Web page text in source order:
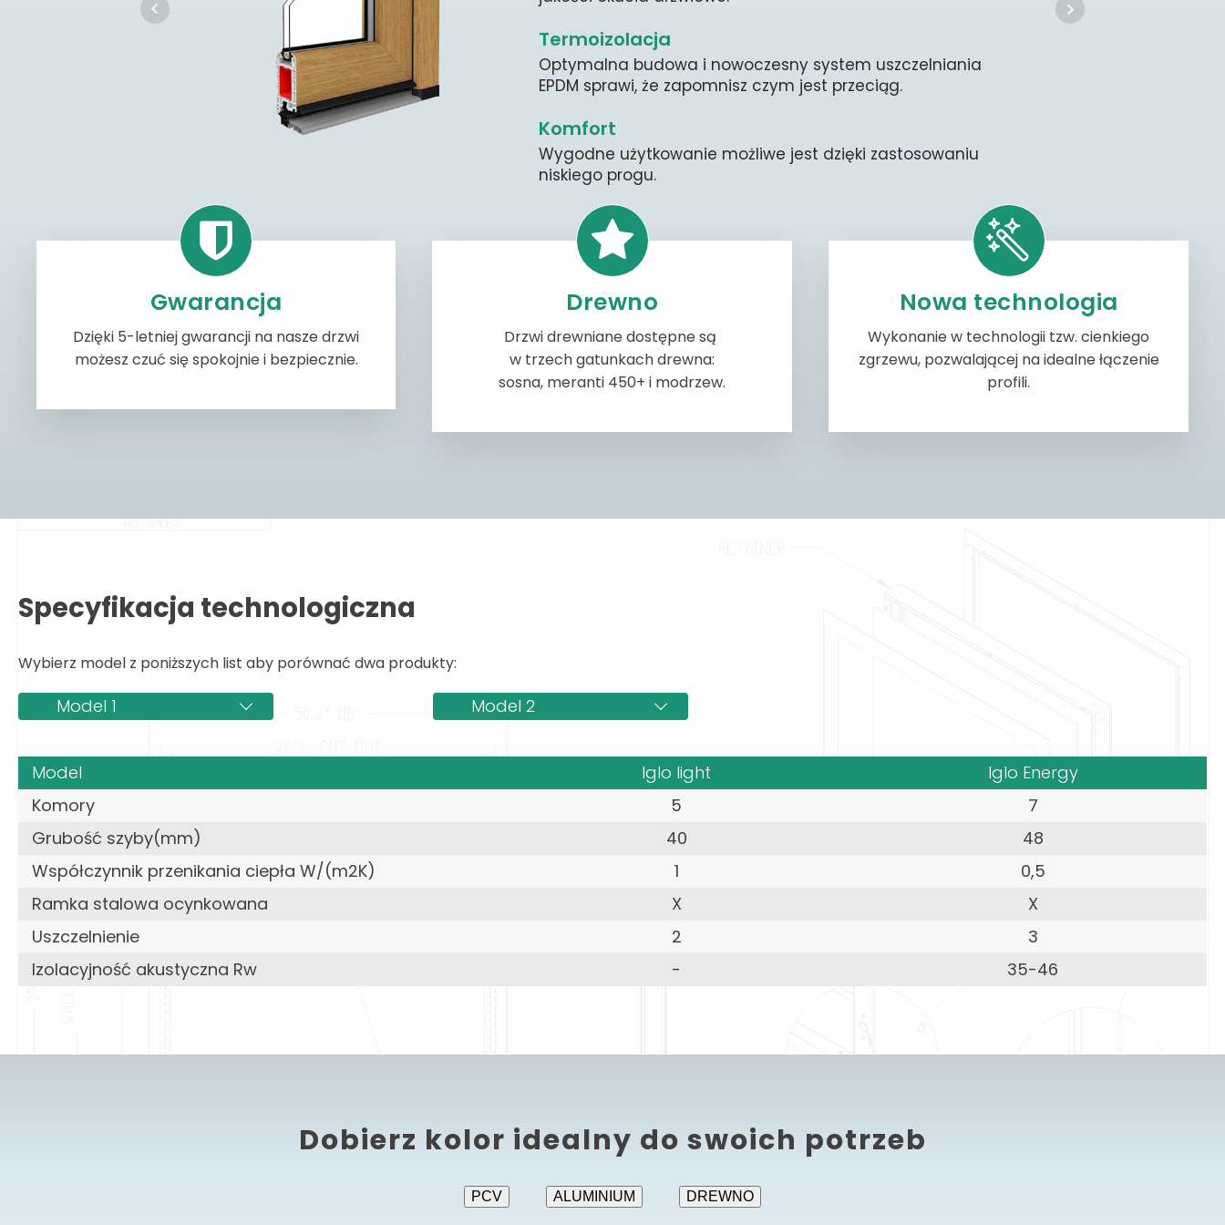
Termoizolacja
Optymalna budowa i nowoczesny system uszczelniania
EPDM sprawi, że zapomnisz czym jest przeciąg.
Komfort
Wygodne użytkowanie możliwe jest dzięki zastosowaniu
niskiego progu.
Energooszczędność
Bardzo dobra jakość materiałów, specjalny system
uszczelnienia i odpowiednie pakiety szybowe zapewnią
zaoszczędzić pieniądze.
Wytrzymałość
promieniami UV, wodą spływającą z szyby oraz przed
zjawiskami termokapilarnymi.
Trwałość
Wysokiej jakości profile aluminiowe nie poddają się
niekorzystnemu wpływowi warunków atmosferycznych. Nie
Różnorodność
Duży wybór kolorów oraz możliwość stosowania typowych i
wymagających klientów.
Gwarancja
Dzięki 5-letniej gwarancji na nasze drzwi
możesz czuć się spokojnie i bezpiecznie.
Drewno
Drzwi drewniane dostępne są
w trzech gatunkach drewna:
sosna, meranti 450+ i modrzew.
Nowa technologia
Wykonanie w technologii tzw. cienkiego
zgrzewu, pozwalającej na idealne łączenie
profili.
Specyfikacja technologiczna
Wybierz model z poniższych list aby porównać dwa produkty:
Model 1 Model 2
Model Iglo light
Iglo Energy
Komory
5
7
Grubość szyby(mm)
40
48
Współczynnik przenikania ciepła W/(m2K)
1
0,5
Ramka stalowa ocynkowana
X
X
Uszczelnienie
2
3
Izolacyjność akustyczna Rw
- 35-46
Dobierz kolor idealny do swoich potrzeb
PCV ALUMINIUM DREWNO